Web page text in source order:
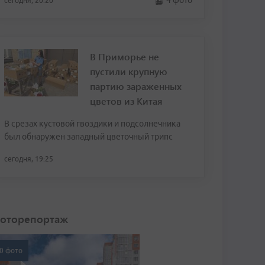
В Приморье не
пустили крупную
партию зараженных
цветов из Китая
В срезах кустовой гвоздики и подсолнечника
был обнаружен западный цветочный трипс
сегодня, 19:25
фото